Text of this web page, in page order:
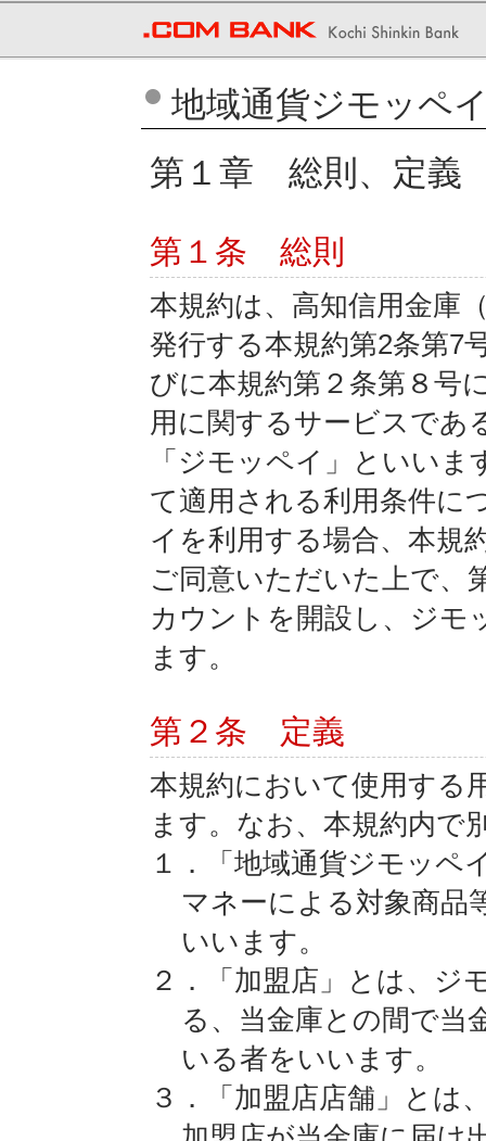
地域通貨ジモッペ
第１章 総則、定義
第１条 総則
本規約は、高知信用金庫
発行する本規約第2条第7
びに本規約第２条第８号
用に関するサービスであ
「ジモッペイ」といい
て適用される利用条件に
イを利用する場合、本規
ご同意いただいた上で、
カウントを開設し、ジモ
ます。
第２条 定義
本規約において使用する
ます。なお、本規約内で
１．「地域通貨ジモッペ
マネーによる対象商品
いいます。
２．「加盟店」とは、ジ
る、当金庫との間で当
いる者をいいます。
３．「加盟店店舗」とは